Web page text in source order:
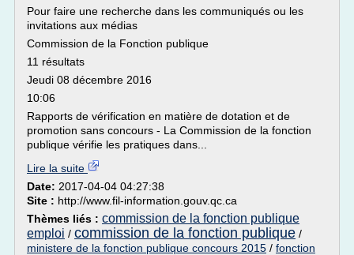
Pour faire une recherche dans les communiqués ou les
invitations aux médias
Commission de la Fonction publique
11 résultats
Jeudi 08 décembre 2016
10:06
Rapports de vérification en matière de dotation et de
promotion sans concours - La Commission de la fonction
publique vérifie les pratiques dans...
Lire la suite
Date: 2017-04-04 04:27:38
Site : http://www.fil-information.gouv.qc.ca
Thèmes liés : commission de la fonction publique
emploi / commission de la fonction publique /
ministere de la fonction publique concours 2015 / fonction